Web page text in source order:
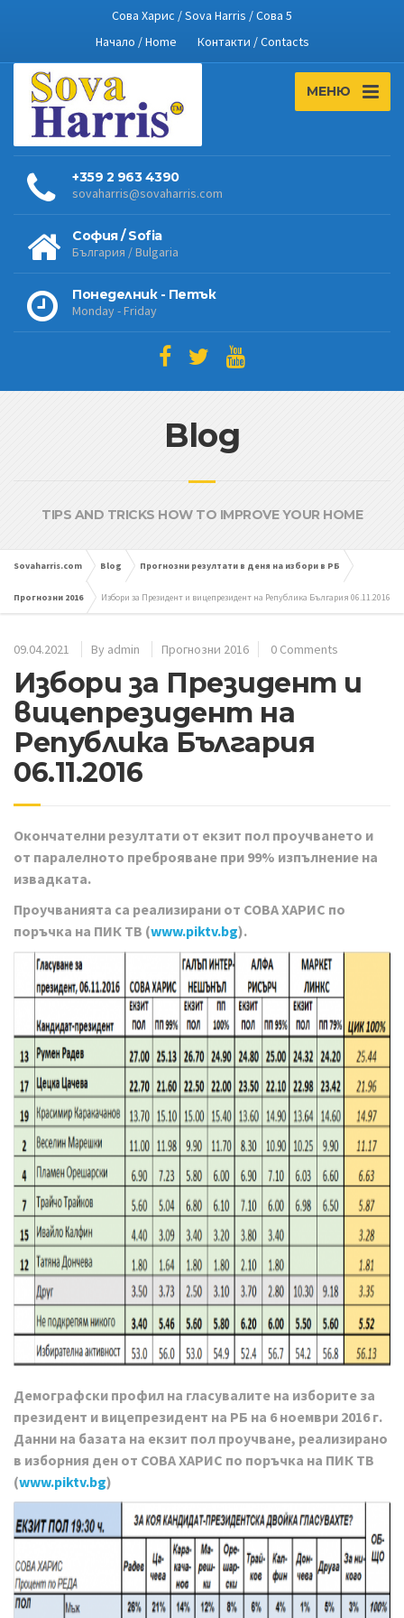
Сова Харис / Sova Harris / Сова 5
Начало / Home
Контакти / Contacts
МЕНЮ
+359 2 963 4390
sovaharris@sovaharris.com
София / Sofia
България / Bulgaria
Понеделник - Петък
Monday - Friday
Blog
TIPS AND TRICKS HOW TO IMPROVE YOUR HOME
Sovaharris.com Blog Прогнозни резултати в деня на избори в РБ
Прогнозни 2016 Избори за Президент и вицепрезидент на Република България 06.11.2016
09.04.2021 By admin Прогнозни 2016 0 Comments
Избори за Президент и
вицепрезидент на
Република България
06.11.2016
Окончателни резултати от екзит пол проучването и
от паралелното преброяване при 99% изпълнение на
извадката.
Проучванията са реализирани от СОВА ХАРИС по
поръчка на ПИК ТВ (www.piktv.bg).
Демографски профил на гласувалите на изборите за
президент и вицепрезидент на РБ на 6 ноември 2016 г.
Данни на базата на екзит пол проучване, реализирано
в изборния ден от СОВА ХАРИС по поръчка на ПИК ТВ
(www.piktv.bg)